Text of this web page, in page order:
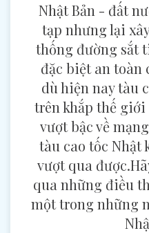
Nhật Bản - đất
tạp nhưng lại
thống đường sắt
đặc biệt an toàn
dù hiện nay tàu
trên khắp thế
vượt bậc về
tàu cao tốc Nhật
vượt qua
qua những điều
một trong những